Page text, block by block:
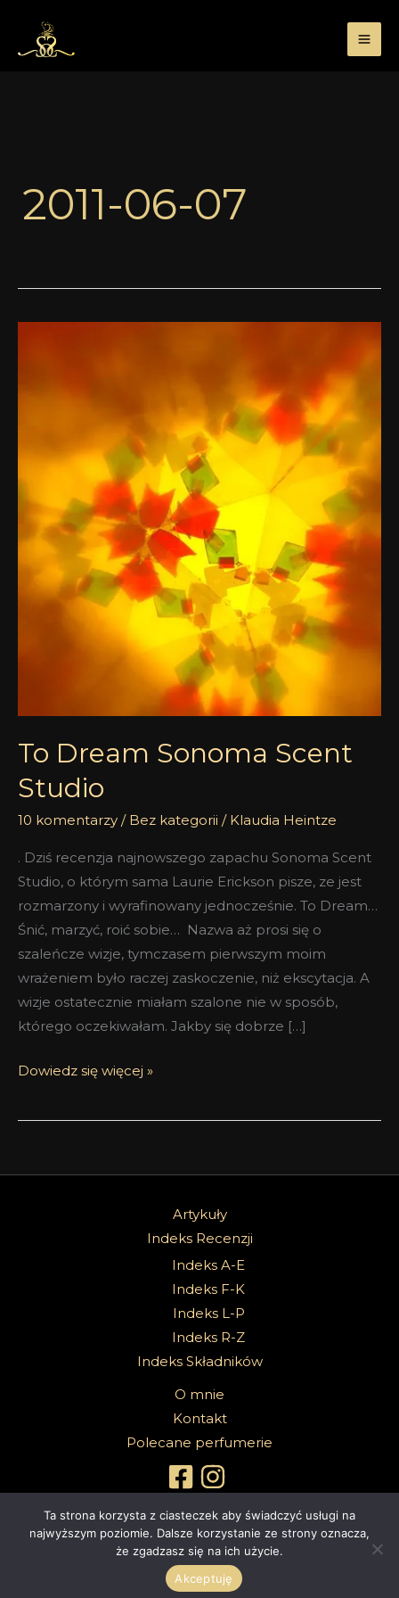
treści
2011-06-07
To Dream Sonoma Scent
Studio
10 komentarzy / Bez kategorii / Klaudia Heintze
. Dziś recenzja najnowszego zapachu Sonoma Scent
Studio, o którym sama Laurie Erickson pisze, ze jest
rozmarzony i wyrafinowany jednocześnie. To Dream…
Śnić, marzyć, roić sobie… Nazwa aż prosi się o
szaleńcze wizje, tymczasem pierwszym moim
wrażeniem było raczej zaskoczenie, niż ekscytacja. A
wizje ostatecznie miałam szalone nie w sposób,
którego oczekiwałam. Jakby się dobrze […]
Dowiedz się więcej »
Artykuły
Indeks Recenzji
Indeks A-E
Indeks F-K
Indeks L-P
Indeks R-Z
Indeks Składników
O mnie
Kontakt
Polecane perfumerie
Copyright 2026 @Sabbath Of Senses | Z dumą wspierane przez
4ec.eu - strony www i sklepy internetowe
Ta strona korzysta z ciasteczek aby świadczyć usługi na
najwyższym poziomie. Dalsze korzystanie ze strony oznacza,
że zgadzasz się na ich użycie.
Akceptuję